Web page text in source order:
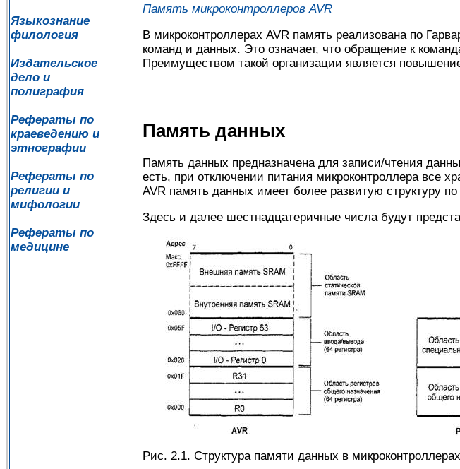
Языкознание
филология
Издательское
дело и
полиграфия
Рефераты по
краеведению и
этнографии
Рефераты по
религии и
мифологии
Рефераты по
медицине
Память микроконтроллеров AVR
В микроконтроллерах AVR память реализована по
команд и данных. Это означает, что обращение к
Преимуществом такой организации является
Память данных
Память данных предназначена для записи/чтения
есть, при отключении питания микроконтроллера все
AVR память данных имеет более развитую структуру
Здесь и далее шестнадцатеричные числа будут
Рис. 2.1. Структура памяти данных в